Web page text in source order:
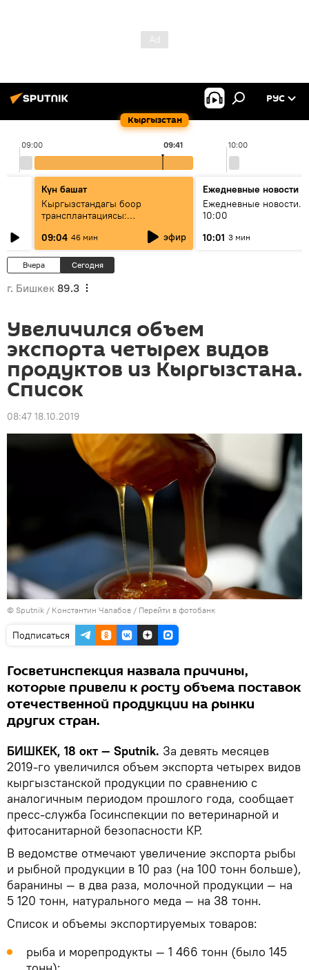
Кыргызстан
РУС
09:00 10:00
09:41
Күн башат
Кыргызстандагы боор
трансплантациясы:
жетишкендиктер жана өнүгүү
келечеги
09:04 46 мин эфир
Ежедневные новости
Ежедневные новости.
10:00
10:01 3 мин
Вчера Сегодня
г. Бишкек 89.3
Увеличился объем
экспорта четырех видов
продуктов из Кыргызстана.
Список
08:47 18.10.2019
© Sputnik / Константин Чалабов / Перейти в фотобанк
Подписаться
Госветинспекция назвала причины,
которые привели к росту объема поставок
отечественной продукции на рынки
других стран.
БИШКЕК, 18 окт — Sputnik. За девять месяцев
2019-го увеличился объем экспорта четырех видов
кыргызстанской продукции по сравнению с
аналогичным периодом прошлого года, сообщает
пресс-служба Госинспекции по ветеринарной и
фитосанитарной безопасности КР.
В ведомстве отмечают увеличение экспорта рыбы
и рыбной продукции в 10 раз (на 100 тонн больше),
баранины — в два раза, молочной продукции — на
5 120 тонн, натурального меда — на 38 тонн.
Список и объемы экспортируемых товаров:
рыба и морепродукты — 1 466 тонн (было 145